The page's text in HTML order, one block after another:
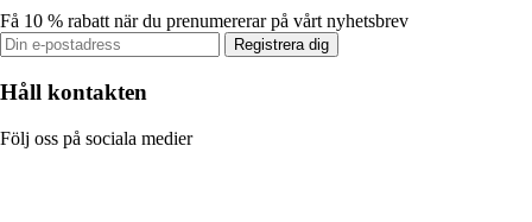
Få 10 % rabatt när du prenumererar på vårt nyhetsbrev
Registrera dig
Håll kontakten
Följ oss på sociala medier